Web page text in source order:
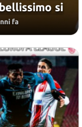
si
fa